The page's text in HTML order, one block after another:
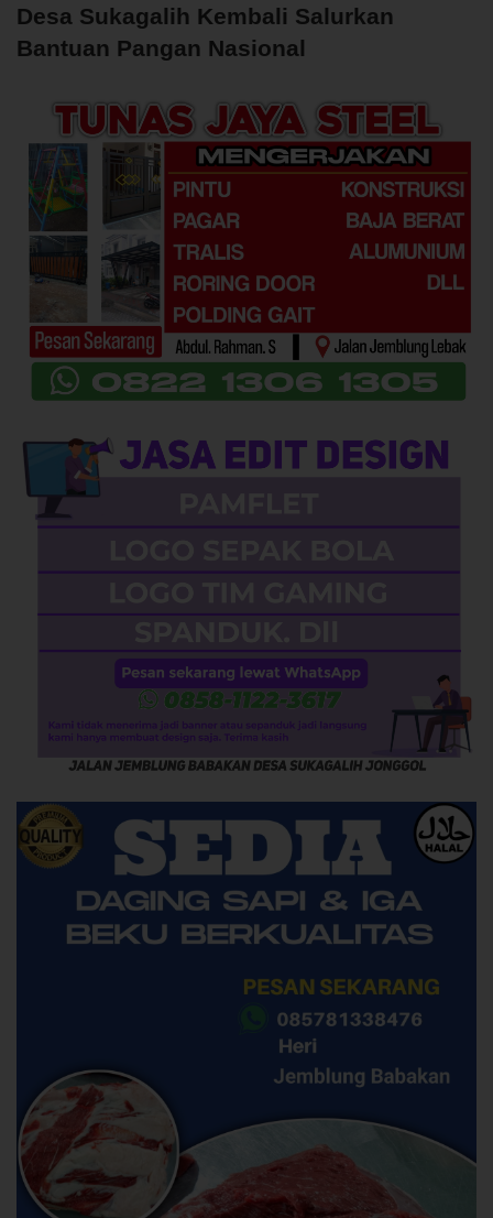
Desa Sukagalih Kembali Salurkan
Bantuan Pangan Nasional